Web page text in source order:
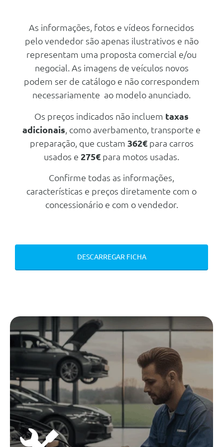
Retirar Bmw Service Inclusive
Velocimetro Em Km/H
Triangulo E Estojo De Primeiros
Performance Control
Assistente De Conduçao
Kit Reparaçao De Pneus
Teleservices
Personal Esim
Velocimetro Em Km/H
Kit Reparaçao De Pneus Plus
Assistente De Conduçao
Kit Reparaçao De Pneus
Teleservices
Infantil
Ecall
Sistema Isofix Para Cadeira
Infantil
Conforto/Interior e Exterior
Sintonizador Dab (Digital)
Vidros Electricos A Frente
Fecho Centralizado
Bancos Aquecidos Para Condutor
E Passageiro Da Frente
As informações, fotos e vídeos fornecidos
pelo vendedor são apenas ilustrativos e não
representam uma proposta comercial e/ou
negocial. As imagens de veículos novos
podem ser de catálogo e não correspondem
necessariamente ao modelo anunciado.
Os preços indicados não incluem taxas
adicionais , como averbamento, transporte e
preparação, que custam 362€para carros
usados e 275€ para motos usadas.
Confirme todas as informações,
características e preços diretamente com o
concessionário e com o vendedor.
DESCARREGAR FICHA